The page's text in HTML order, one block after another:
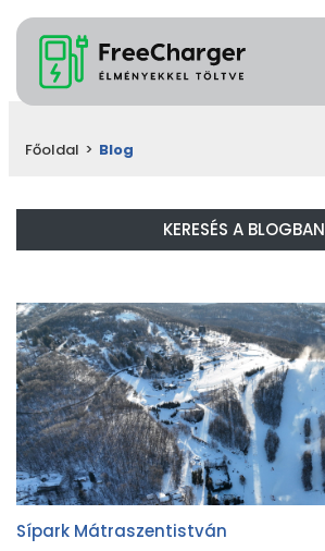
Főoldal > Blog
KERESÉS A BLOGBAN
Sípark Mátraszentistván